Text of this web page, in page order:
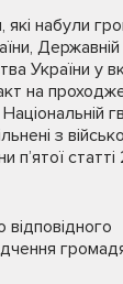
набули
Державній
України у
на
з
п’ятої